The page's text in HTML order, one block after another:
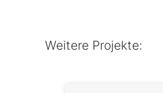
Weitere Projekte: